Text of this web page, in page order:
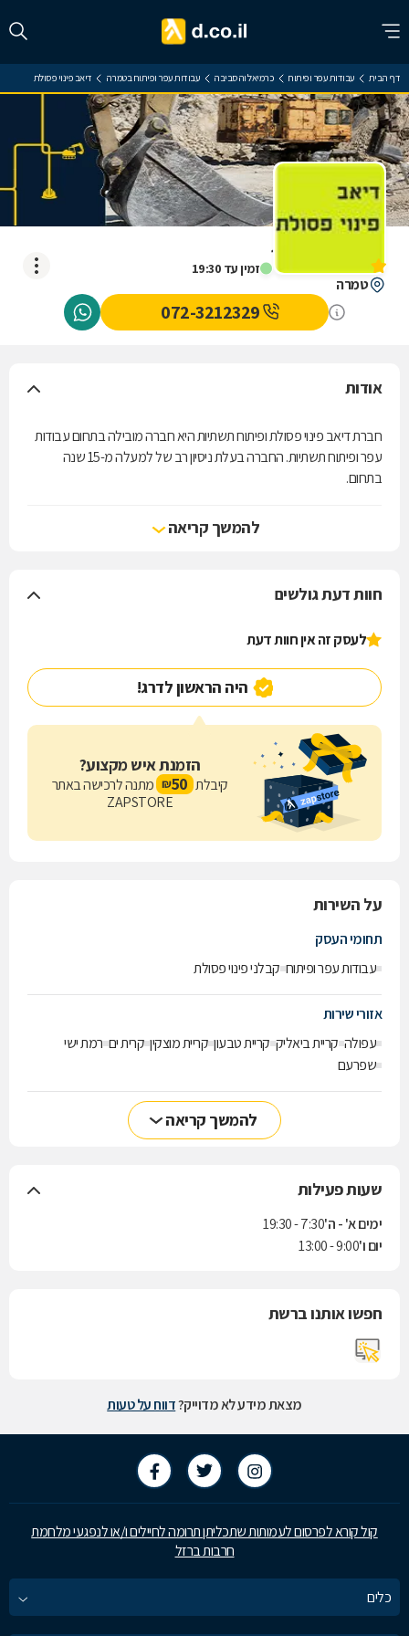
דף הבית עבודות עפר ופיתוח כרמיאל והסביבה עבודות עפר ופיתוח בטמרה דיאב פינוי פסולת
זמין עד 19:30
דיאב פינוי פסולת
טמרה
072-3212329
אודות
חברת דיאב פינוי פסולת ופיתוח תשתיות היא חברה מובילה בתחום עבודות
עפר ופיתוח תשתיות. החברה בעלת ניסיון רב של למעלה מ-15 שנה
בתחום.
כל התקנים וההנחיות הסביבתיות.
חברת דיאב פינוי פסולת ופיתוח תשתיות גאה לספק שירותי עבודות עפר
להמשך קריאה
חוות דעת גולשים
לעסק זה אין חוות דעת
היה הראשון לדרג!
הזמנת איש מקצוע?
קיבלת 50
₪ מתנה לרכישה באתר
ZAPSTORE
על השירות
תחומי העסק
עבודות עפר ופיתוח קבלני פינוי פסולת
אזורי שירות
עפולה קריית ביאליק קריית טבעון קריית מוצקין קרית ים רמת ישי
שפרעם
להמשך קריאה
שעות פעילות
ימים א' - ה'7:30 - 19:30
יום ו'9:00 - 13:00
חפשו אותנו ברשת
מצאת מידע לא מדוייק?דווח על טעות
קול קורא לפרסום לעמותות שתכליתן תרומה לחיילים ו/או לנפגעי מלחמת
חרבות ברזל
כלים